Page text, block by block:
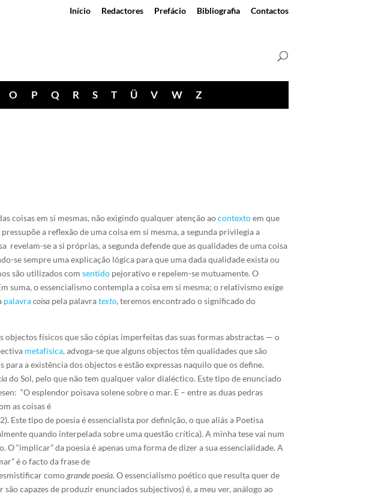
Início Redactores Prefácio Bibliografia Contactos
O P Q R S T Ü V W Z
coisas em si mesmas, não exigindo qualquer atenção aocontextoem que
a reflexão de uma coisa em si mesma, a segunda privilegia a
se a si próprias, a segunda defende que as qualidades de uma coisa
se sempre uma explicação lógica para que uma dada qualidade exista ou
são utilizados comsentido pejorativo e repelem-se mutuamente. O
suma, o essencialismo contempla a coisa em si mesma; o relativismo exige
palavra coisa pela palavratexto, teremos encontrado o significado do
físicos que são cópias imperfeitas das suas formas abstractas — o
metafísica, advoga-se que alguns objectos têm qualidades que são
para a existência dos objectos e estão expressas naquilo que os define.
do Sol, pelo que não tem qualquer valor dialéctico. Este tipo de enunciado
“O esplendor poisava solene sobre o mar. E – entre as duas pedras
as coisas é
Este tipo de poesia é essencialista por definição, o que aliás a Poetisa
quando interpelada sobre uma questão crítica). A minha tese vai num
“implicar” da poesia é apenas uma forma de dizer a sua essencialidade. A
é o facto da frase de
comogrande poesia. O essencialismo poético que resulta quer de
capazes de produzir enunciados subjectivos) é, a meu ver, análogo ao